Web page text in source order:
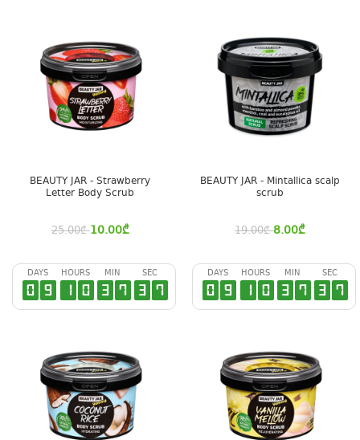
BEAUTY JAR - Strawberry
Letter Body Scrub
25.00₾ 10.00₾
BEAUTY JAR - Mintallica scalp
scrub
19.00₾ 8.00₾
DAYS
0 9
HOURS
1 0
MIN
3 7
SEC
3 6
DAYS
0 9
HOURS
1 0
MIN
3 7
SEC
3 6